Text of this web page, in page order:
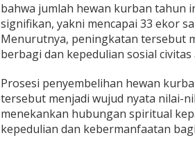
bahwa jumlah hewan kurban tahun
signifikan, yakni mencapai 33 ekor
Menurutnya, peningkatan tersebut
berbagi dan kepedulian sosial civitas
Prosesi penyembelihan hewan
tersebut menjadi wujud nyata nilai-
menekankan hubungan spiritual
kepedulian dan kebermanfaatan